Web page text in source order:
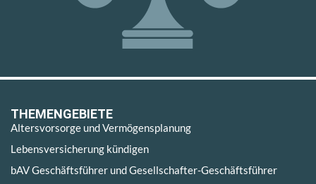
THEMENGEBIETE
Altersvorsorge und Vermögensplanung
Lebensversicherung kündigen
bAV Geschäftsführer und Gesellschafter-Geschäftsführer